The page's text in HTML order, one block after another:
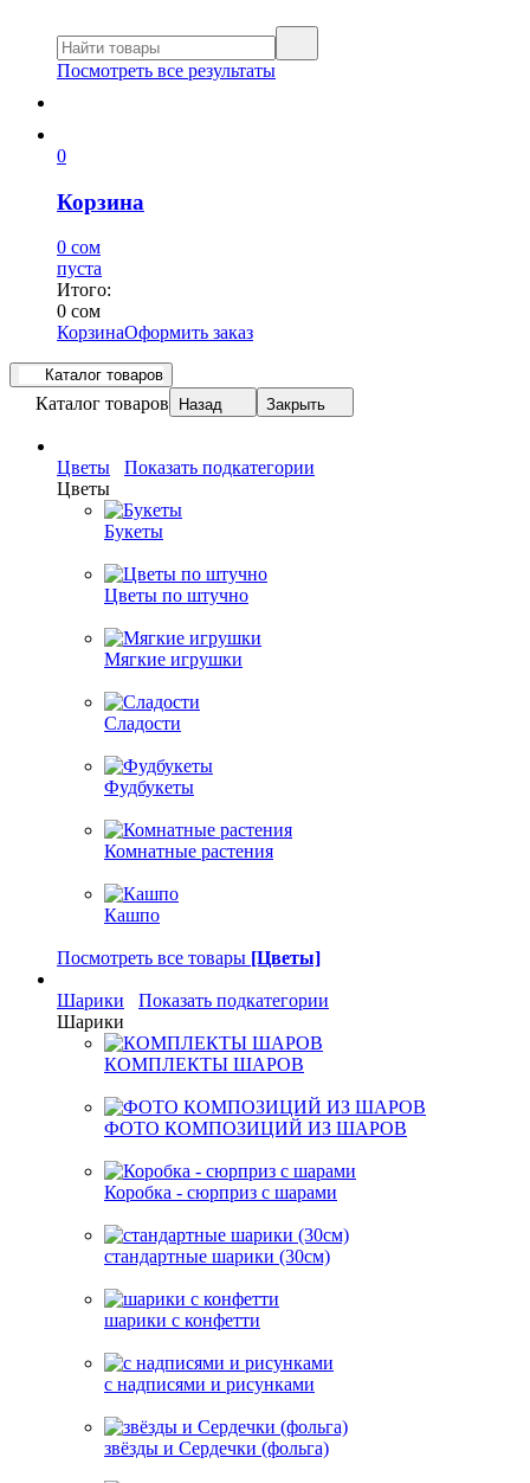
Посмотреть все результаты
0
Корзина
0 сом
пуста
Итого:
0 сом
КорзинаОформить заказ
Каталог товаров
Каталог товаров Назад Закрыть
Цветы
Показать подкатегории
Цветы
Букеты
Цветы по штучно
Мягкие игрушки
Сладости
Фудбукеты
Комнатные растения
Кашпо
Посмотреть все товары [Цветы]
Шарики
Показать подкатегории
Шарики
КОМПЛЕКТЫ ШАРОВ
ФОТО КОМПОЗИЦИЙ ИЗ ШАРОВ
Коробка - сюрприз с шарами
стандартные шарики (30см)
шарики с конфетти
с надписями и рисунками
звёзды и Сердечки (фольга)